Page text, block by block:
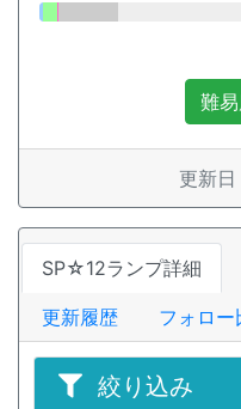
難
更新
SP☆12ランプ詳細
更新履歴 フォロー
絞り込み